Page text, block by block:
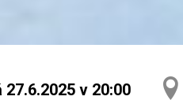
27.6.2025 v 20:00